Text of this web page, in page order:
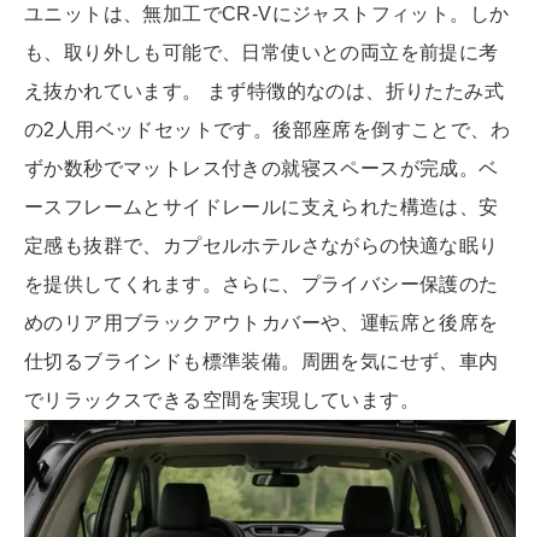
ユニットは、無加工でCR-Vにジャストフィット。しか
も、取り外しも可能で、日常使いとの両立を前提に考
え抜かれています。 まず特徴的なのは、折りたたみ式
の2人用ベッドセットです。後部座席を倒すことで、わ
ずか数秒でマットレス付きの就寝スペースが完成。ベ
ースフレームとサイドレールに支えられた構造は、安
定感も抜群で、カプセルホテルさながらの快適な眠り
を提供してくれます。さらに、プライバシー保護のた
めのリア用ブラックアウトカバーや、運転席と後席を
仕切るブラインドも標準装備。周囲を気にせず、車内
でリラックスできる空間を実現しています。